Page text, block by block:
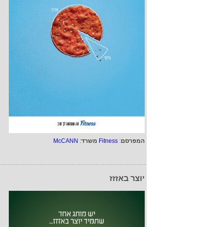
המפרסם:
Fitness משרד:
McCANN
יוצר באזזז